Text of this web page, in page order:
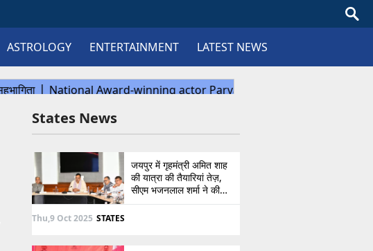
ASTROLOGY ENTERTAINMENT LATEST NEWS
States News
जयपुर में गृहमंत्री अमित शाह
की यात्रा की तैयारियां तेज़,
सीएम भजनलाल शर्मा ने की
उच्चस्तरीय बैठक
Thu,9 Oct 2025 STATES